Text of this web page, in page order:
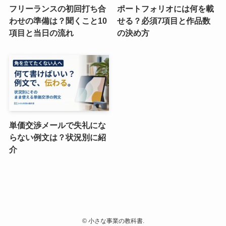
フリーランスの初回打ち合
わせの準備は？聞くこと10
項目と当日の流れ
ポートフォリオには何を載
せる？必須7項目と作品数
の決め方
単価交渉メールで失礼にな
らない例文は？状況別に紹
介
©小さな事業の教科書.